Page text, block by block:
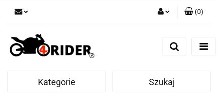
(0)
Kategorie Szukaj